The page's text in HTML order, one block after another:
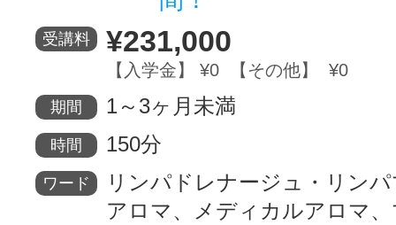
受講料 ¥231,000
【入学金】 ¥0 【その他】 ¥0
期間 1～3ヶ月未満
時間 150分
ワード
リンパドレナージュ・リン
アロマ、メディカルアロマ